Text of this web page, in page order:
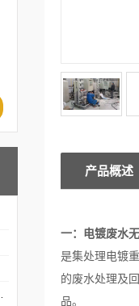
产品概述
一：电镀废水
是集处理电镀
的废水处理及
品。